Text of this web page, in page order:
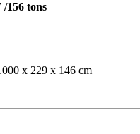
/156 tons
x 229 x 146 cm